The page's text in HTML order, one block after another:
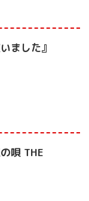
ました』
唄 THE